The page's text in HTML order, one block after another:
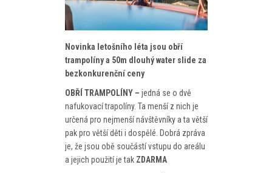
Novinka letošního léta jsou obří
trampolíny a 50m dlouhý water slide za
bezkonkurenční ceny
OBŘÍ TRAMPOLÍNY – jedná se o dvě
nafukovací trapolíny. Ta menší z nich je
určená pro nejmenší návštěvníky a ta větší
pak pro větší děti i dospělé. Dobrá zpráva
je, že jsou obě součástí vstupu do areálu
a jejich použití je tak ZDARMA